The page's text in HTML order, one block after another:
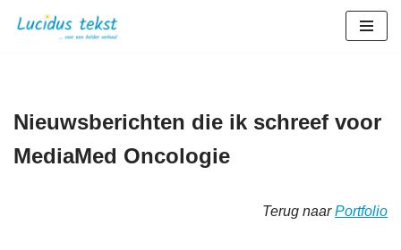
inhoud
Nieuwsberichten die ik schreef voor
MediaMed Oncologie
Terug naarPortfolio